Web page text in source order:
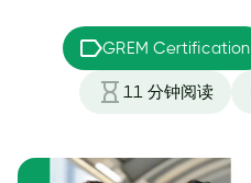
GREM Certification
11 分钟阅读